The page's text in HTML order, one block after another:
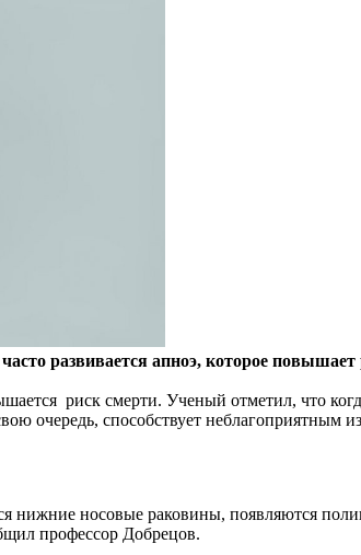
развивается апноэ, которое
риск смерти. Ученый отметил, что
очередь, способствует неблагоприятным
профессор Добрецов.